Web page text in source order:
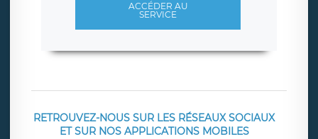
ACCÉDER AU
SERVICE
RETROUVEZ-NOUS SUR LES RÉSEAUX SOCIAUX
ET SUR NOS APPLICATIONS MOBILES